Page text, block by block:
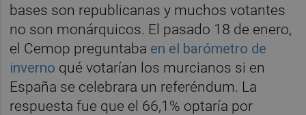
bases son republicanas y muchos votantes
no son monárquicos. El pasado 18 de enero,
el Cemop preguntaba en el barómetro de
inverno qué votarían los murcianos si en
España se celebrara un referéndum. La
respuesta fue que el 66,1% optaría por